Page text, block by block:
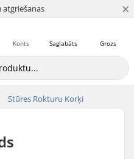
atgriešanas
5 ×
Grozs
Saglabāts
Konts
Stūres Rokturu Korķi